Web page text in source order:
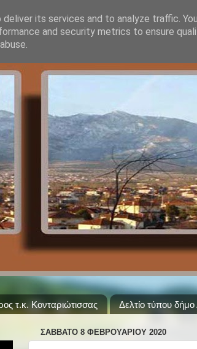
τ.κ. Κονταριώτισσας Δελτίο τύπου
ΣΆΒΒΑΤΟ 8 ΦΕΒΡΟΥΑΡΊΟΥ 2020
its services and to analyze traffic.
and security metrics to ensure